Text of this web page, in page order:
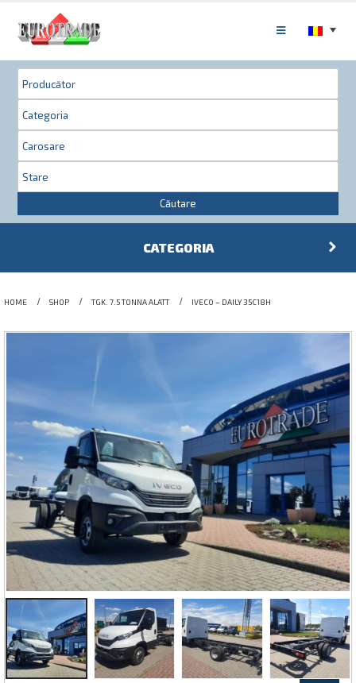
Căutare
CATEGORIA
HOME SHOP TGK. 7.5 TONNA ALATT IVECO – DAILY 35C18H